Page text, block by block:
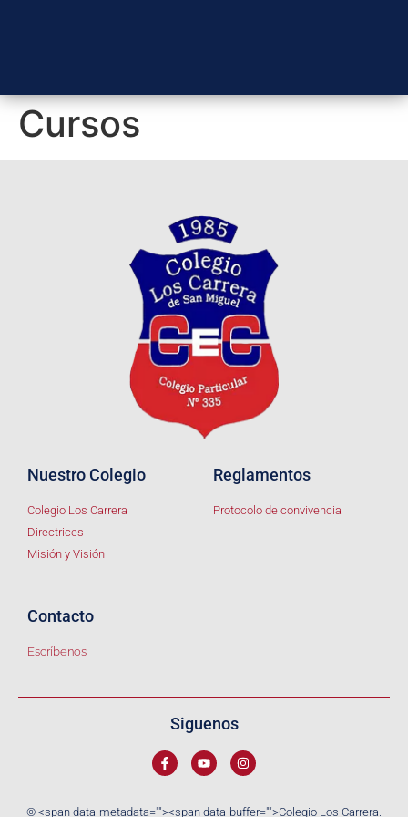
Cursos
Nuestro Colegio
Colegio Los Carrera
Directrices
Misión y Visión
Reglamentos
Protocolo de convivencia
Contacto
Escríbenos
© <span data-metadata=""><span data-buffer="">Colegio Los Carrera.
Siguenos